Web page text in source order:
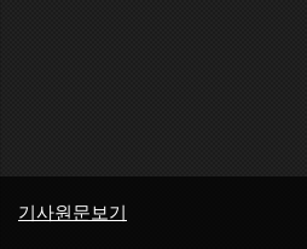
기사원문보기